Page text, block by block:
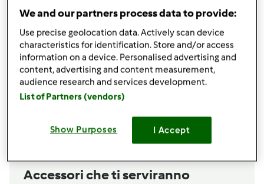
cucchiaino
zucchero
cucchiaio
1cucchiainosale
PER LA FARCITURA
q.b.salsa di pomodoro
q.b.origano
250gmozzarella
Accessori che ti serviranno
We and our partners process data to provide:
Use precise geolocation data. Actively scan device
characteristics for identification. Store and/or access
information on a device. Personalised advertising and
content, advertising and content measurement,
audience research and services development.
List of Partners (vendors)
Show Purposes I Accept